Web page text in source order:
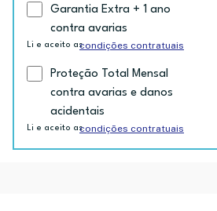
Garantia Extra + 1 ano
contra avarias
Li e aceito ascondições contratuais
Proteção Total Mensal
contra avarias e danos
acidentais
Li e aceito ascondições contratuais